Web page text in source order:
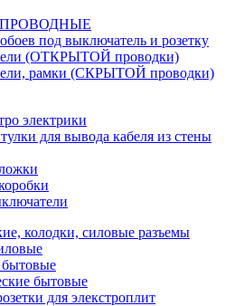
под выключатель и розетку
(ОТКРЫТОЙ проводки)
рамки (СКРЫТОЙ проводки)
электрики
для вывода кабеля из стены
колодки, силовые разъемы
бытовые
для элекстроплит